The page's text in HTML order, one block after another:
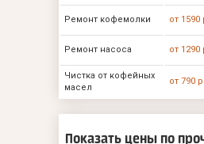
Ремонт кофемолки от 1590
Ремонт насоса от 1290
Чистка от кофейных
масел
от 790 р
Показать цены по